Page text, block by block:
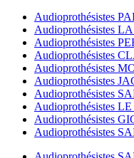
Audioprothésistes
Audioprothésistes
Audioprothésistes
Audioprothésistes
Audioprothésistes
Audioprothésistes
Audioprothésistes
Audioprothésistes
Audioprothésistes
Audioprothésistes